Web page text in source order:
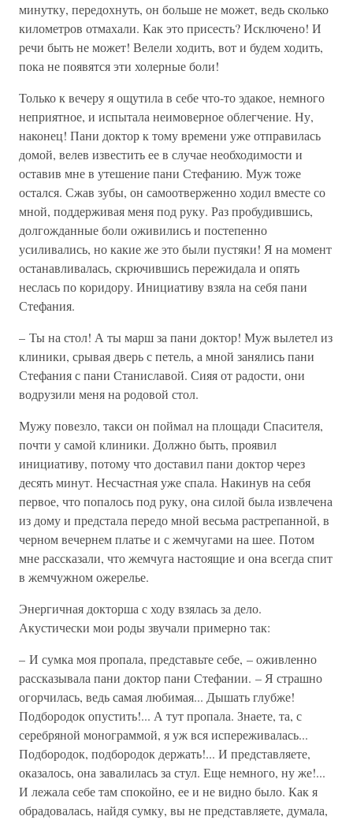
минутку, передохнуть, он больше не может, ведь сколько
километров отмахали. Как это присесть? Исключено! И
речи быть не может! Велели ходить, вот и будем ходить,
пока не появятся эти холерные боли!
Только к вечеру я ощутила в себе что-то эдакое, немного
неприятное, и испытала неимоверное облегчение. Ну,
наконец! Пани доктор к тому времени уже отправилась
домой, велев известить ее в случае необходимости и
оставив мне в утешение пани Стефанию. Муж тоже
остался. Сжав зубы, он самоотверженно ходил вместе со
мной, поддерживая меня под руку. Раз пробудившись,
долгожданные боли оживились и постепенно
усиливались, но какие же это были пустяки! Я на момент
останавливалась, скрючившись пережидала и опять
неслась по коридору. Инициативу взяла на себя пани
Стефания.
– Ты на стол! А ты марш за пани доктор! Муж вылетел из
клиники, срывая дверь с петель, а мной занялись пани
Стефания с пани Станиславой. Сияя от радости, они
водрузили меня на родовой стол.
Мужу повезло, такси он поймал на площади Спасителя,
почти у самой клиники. Должно быть, проявил
инициативу, потому что доставил пани доктор через
десять минут. Несчастная уже спала. Накинув на себя
первое, что попалось под руку, она силой была извлечена
из дому и предстала передо мной весьма растрепанной, в
черном вечернем платье и с жемчугами на шее. Потом
мне рассказали, что жемчуга настоящие и она всегда спит
в жемчужном ожерелье.
Энергичная докторша с ходу взялась за дело.
Акустически мои роды звучали примерно так:
– И сумка моя пропала, представьте себе, – оживленно
рассказывала пани доктор пани Стефании. – Я страшно
огорчилась, ведь самая любимая... Дышать глубже!
Подбородок опустить!... А тут пропала. Знаете, та, с
серебряной монограммой, я уж вся испереживалась...
Подбородок, подбородок держать!... И представляете,
оказалось, она завалилась за стул. Еще немного, ну же!...
И лежала себе там спокойно, ее и не видно было. Как я
обрадовалась, найдя сумку, вы не представляете, думала,